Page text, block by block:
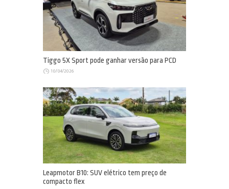
Tiggo 5X Sport pode ganhar versão para PCD
10/04/2026
Leapmotor B10: SUV elétrico tem preço de
compacto flex